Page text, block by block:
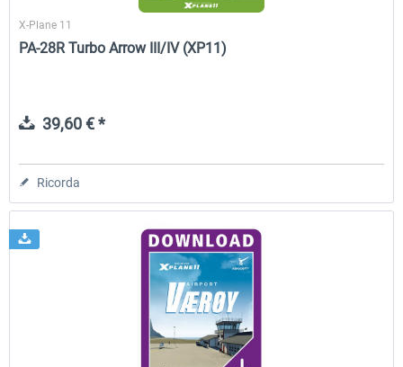
X-Plane 11
PA-28R Turbo Arrow III/IV (XP11)
39,60 € *
Ricorda